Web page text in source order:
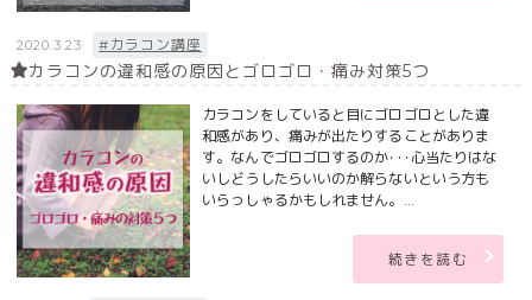
2020.3.23 #カラコン講座
カラコンの違和感の原因とゴロゴロ・痛み対策5つ
カラコンをしていると目にゴロゴロとした違
和感があり、痛みが出たりすることがありま
す。なんでゴロゴロするのか･･･心当たりはな
いしどうしたらいいのか解らないという方も
いらっしゃるかもしれません。...
続きを読む